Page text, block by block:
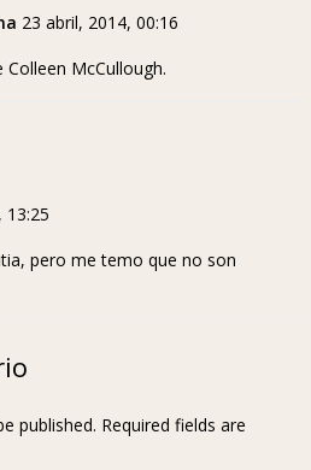
23 abril, 2014, 00:16
McCullough.
13:25
pero me temo que no son
published. Required fields are